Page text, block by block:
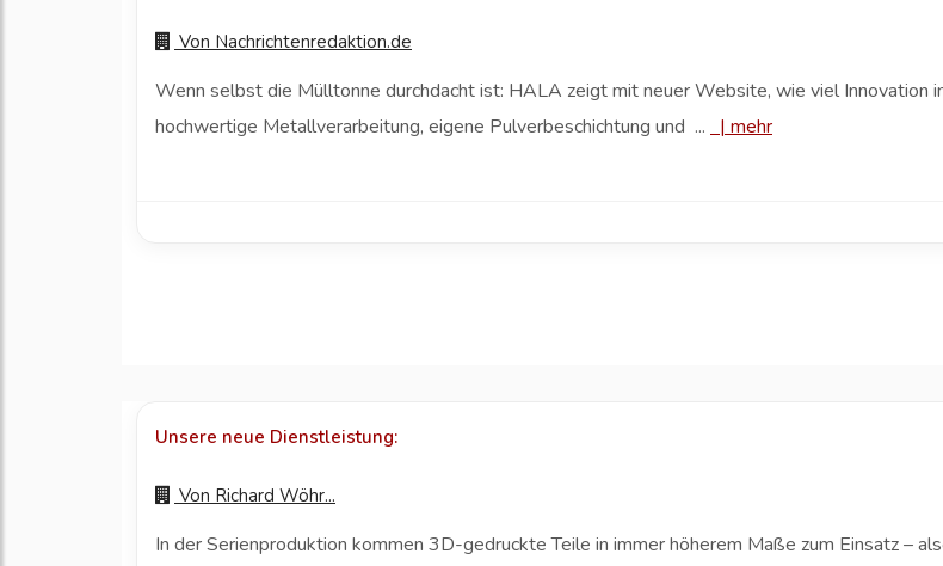
Von Nachrichtenredaktion.de
Wenn selbst die Mülltonne durchdacht ist: HALA zeigt mit neuer Website, wie viel Innovation
hochwertige Metallverarbeitung, eigene Pulverbeschichtung und ... |mehr
Unsere neue Dienstleistung:
Von Richard Wöhr...
In der Serienproduktion kommen 3D-gedruckte Teile in immer höherem Maße zum Einsatz –